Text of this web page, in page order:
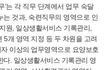
’는 각 직무 단계에서 업무 숙달
것과, 숙련직무의 영역으로 인
원, 일상생활서비스 기록관리,
5개 영역 지정 등 두 차원을 고려
자 이상의 업무영역으로 요양보호
. 일상생활서비스 기록관리 영